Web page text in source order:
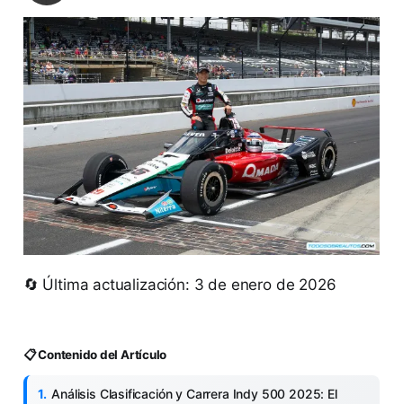
🔄 Última actualización: 3 de enero de 2026
📋 Contenido del Artículo
Análisis Clasificación y Carrera Indy 500 2025: El